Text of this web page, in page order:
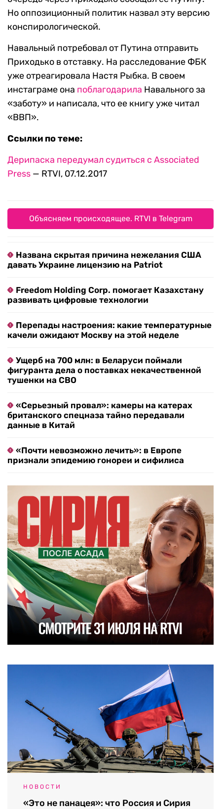
Но оппозиционный политик назвал эту версию
конспирологической.
Навальный потребовал от Путина отправить
Приходько в отставку. На расследование ФБК
уже отреагировала Настя Рыбка. В своем
инстаграме она поблагодарила Навального за
«заботу» и написала, что ее книгу уже читал
«ВВП».
Ссылки по теме:
Дерипаска передумал судиться с Associated
Press — RTVI, 07.12.2017
Объясняем происходящее. RTVI в Telegram
Названа скрытая причина нежелания США
давать Украине лицензию на Patriot
Freedom Holding Corp. помогает Казахстану
развивать цифровые технологии
Перепады настроения: какие температурные
качели ожидают Москву на этой неделе
Ущерб на 700 млн: в Беларуси поймали
фигуранта дела о поставках некачественной
тушенки на СВО
«Серьезный провал»: камеры на катерах
британского спецназа тайно передавали
данные в Китай
«Почти невозможно лечить»: в Европе
признали эпидемию гонореи и сифилиса
НОВОСТИ
«Это не панацея»: что Россия и Сирия